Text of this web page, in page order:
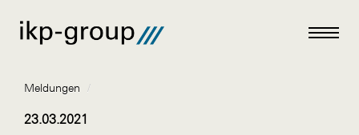
Meldungen /
23.03.2021